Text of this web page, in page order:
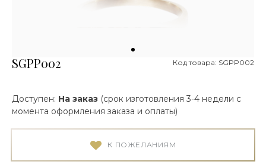
SGPP002 Код товара: SGPP002
Доступен: На заказ (срок изготовления 3-4 недели с
момента оформления заказа и оплаты)
К ПОЖЕЛАНИЯМ